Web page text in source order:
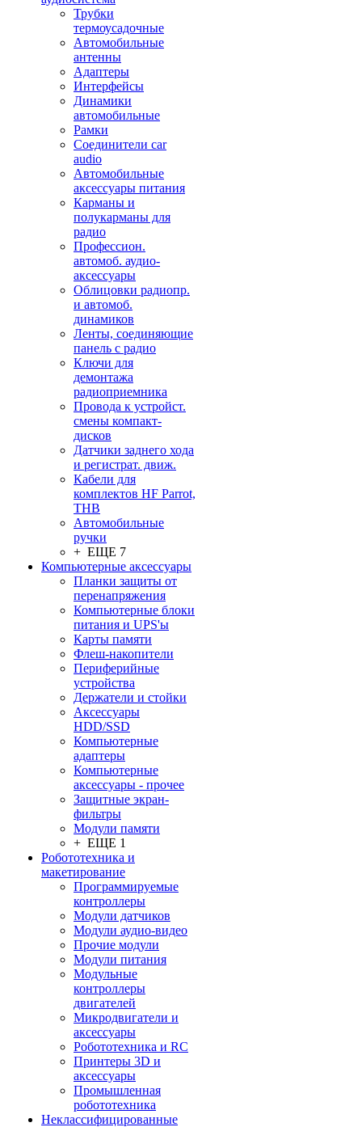
Трубки
термоусадочные
Автомобильные
антенны
Адаптеры
Интерфейсы
Динамики
автомобильные
Рамки
Соединители car
audio
Автомобильные
аксессуары питания
Карманы и
полукарманы для
радио
Профессион.
автомоб. аудио-
аксессуары
Облицовки радиопр.
и автомоб.
динамиков
Ленты, соединяющие
панель с радио
Ключи для
демонтажа
радиоприемника
Провода к устройст.
смены компакт-
дисков
Датчики заднего хода
и регистрат. движ.
Кабели для
комплектов HF Parrot,
THB
Автомобильные
ручки
+ ЕЩЕ 7
Компьютерные аксессуары
Планки защиты от
перенапряжения
Компьютерные блоки
питания и UPS'ы
Карты памяти
Флеш-накопители
Периферийные
устройства
Держатели и стойки
Аксессуары
HDD/SSD
Компьютерные
адаптеры
Компьютерные
аксессуары - прочее
Защитные экран-
фильтры
Модули памяти
+ ЕЩЕ 1
Робототехника и
макетирование
Программируемые
контроллеры
Модули датчиков
Модули аудио-видео
Прочие модули
Модули питания
Модульные
контроллеры
двигателей
Микродвигатели и
аксессуары
Робототехника и RC
Принтеры 3D и
аксессуары
Промышленная
робототехника
Неклассифицированные